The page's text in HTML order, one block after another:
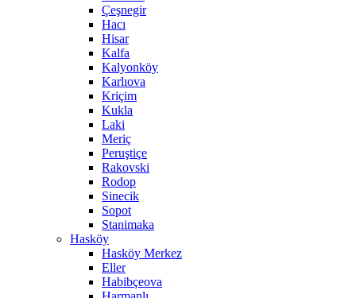
Çeşnegir
Hacı
Hisar
Kalfa
Kalyonköy
Karlıova
Kriçim
Kukla
Laki
Meriç
Peruştiçe
Rakovski
Rodop
Sinecik
Sopot
Stanimaka
Hasköy
Hasköy Merkez
Eller
Habibçeova